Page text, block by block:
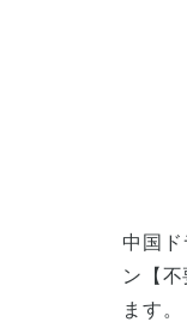
中国
ン【
ます。